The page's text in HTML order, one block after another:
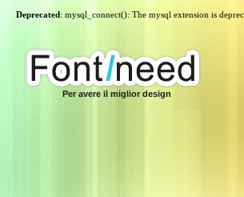
Deprecated: mysql_connect(): The mysql extension is
Per avere il miglior design